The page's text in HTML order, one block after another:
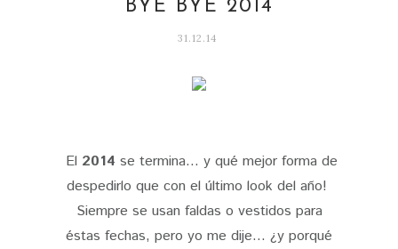
BYE BYE 2014
31.12.14
El 2014 se termina... y qué mejor forma de
despedirlo que con el último look del año!
Siempre se usan faldas o vestidos para
éstas fechas, pero yo me dije... ¿y porqué